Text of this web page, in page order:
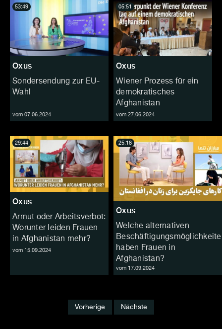
Oxus
Sondersendung zur EU-
Wahl
vom 07.06.2024
53:49
Oxus
Wiener Prozess für ein
demokratisches
Afghanistan
vom 27.06.2024
05:51
Oxus
Armut oder Arbeitsverbot:
Worunter leiden Frauen
in Afghanistan mehr?
vom 15.09.2024
29:44
Oxus
Welche alternativen
haben Frauen in
Afghanistan?
vom 17.09.2024
25:18
Vorherige Nächste